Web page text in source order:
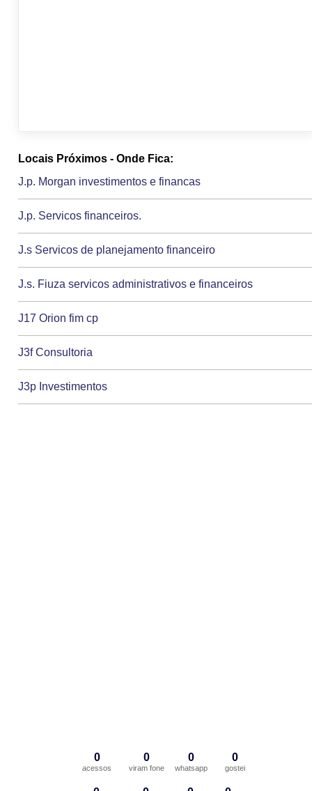
Locais Próximos - Onde Fica:
J.p. Morgan investimentos e financas
J.p. Servicos financeiros.
J.s Servicos de planejamento financeiro
J.s. Fiuza servicos administrativos e financeiros
J17 Orion fim cp
J3f Consultoria
J3p Investimentos
0
acessos
0
viram fone
0
whatsapp
0
gostei